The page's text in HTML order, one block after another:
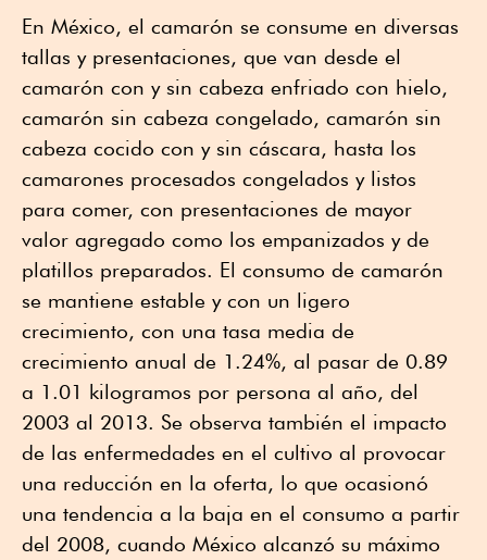
En México, el camarón se consume en diversas
tallas y presentaciones, que van desde el
camarón con y sin cabeza enfriado con hielo,
camarón sin cabeza congelado, camarón sin
cabeza cocido con y sin cáscara, hasta los
camarones procesados congelados y listos
para comer, con presentaciones de mayor
valor agregado como los empanizados y de
platillos preparados. El consumo de camarón
se mantiene estable y con un ligero
crecimiento, con una tasa media de
crecimiento anual de 1.24%, al pasar de 0.89
a 1.01 kilogramos por persona al año, del
2003 al 2013. Se observa también el impacto
de las enfermedades en el cultivo al provocar
una reducción en la oferta, lo que ocasionó
una tendencia a la baja en el consumo a partir
del 2008, cuando México alcanzó su máximo